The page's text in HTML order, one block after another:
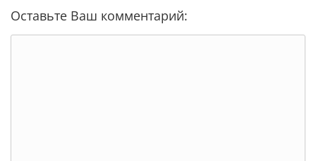
Оставьте Ваш комментарий: